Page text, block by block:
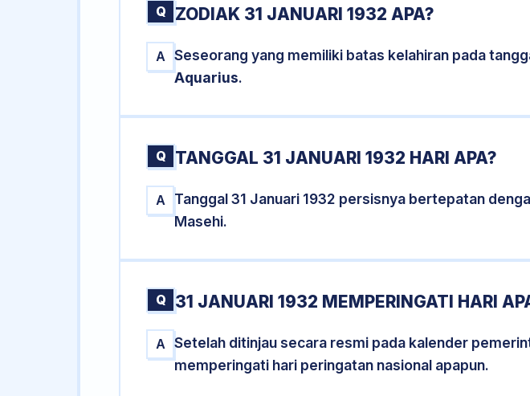
Q ZODIAK 31 JANUARI 1932 APA?
A Seseorang yang memiliki batas kelahiran pada
Aquarius.
Q TANGGAL 31 JANUARI 1932 HARI APA?
A Tanggal 31 Januari 1932 persisnya bertepatan
Masehi.
Q 31 JANUARI 1932 MEMPERINGATI HARI
A Setelah ditinjau secara resmi pada kalender
memperingati hari peringatan nasional apapun.